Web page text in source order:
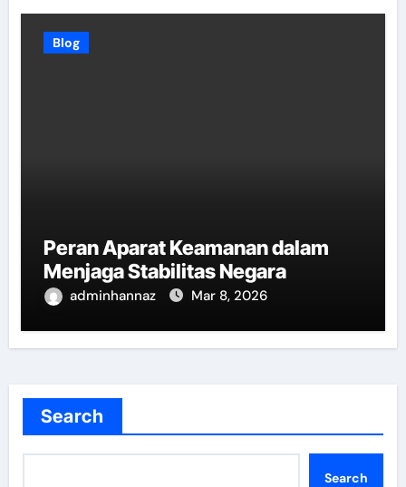
Blog
Peran Aparat Keamanan dalam
Menjaga Stabilitas Negara
adminhannaz Mar 8, 2026
Search
Search